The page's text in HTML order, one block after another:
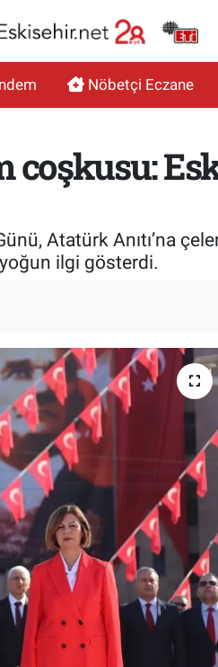
Nöbetçi Eczane
Atatürk Anıtı’na
ilgi gösterdi.